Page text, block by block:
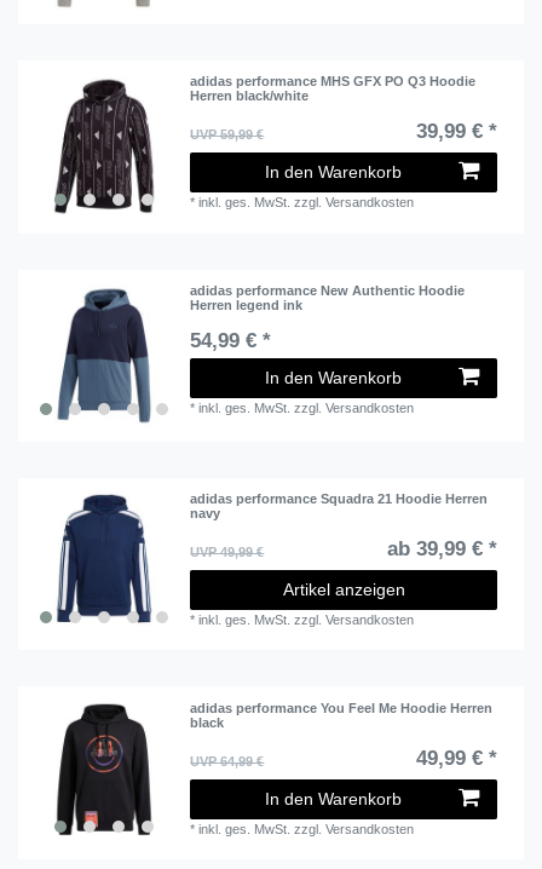
adidas performance MHS GFX PO Q3 Hoodie
Herren black/white
UVP 59,99 € 39,99 € *
In den Warenkorb
*inkl. ges. MwSt. zzgl.Versandkosten
adidas performance New Authentic Hoodie
Herren legend ink
54,99 € *
In den Warenkorb
*inkl. ges. MwSt. zzgl.Versandkosten
adidas performance Squadra 21 Hoodie Herren
navy
UVP 49,99 € ab 39,99 € *
Artikel anzeigen
*inkl. ges. MwSt. zzgl.Versandkosten
adidas performance You Feel Me Hoodie Herren
black
UVP 64,99 € 49,99 € *
In den Warenkorb
*inkl. ges. MwSt. zzgl.Versandkosten